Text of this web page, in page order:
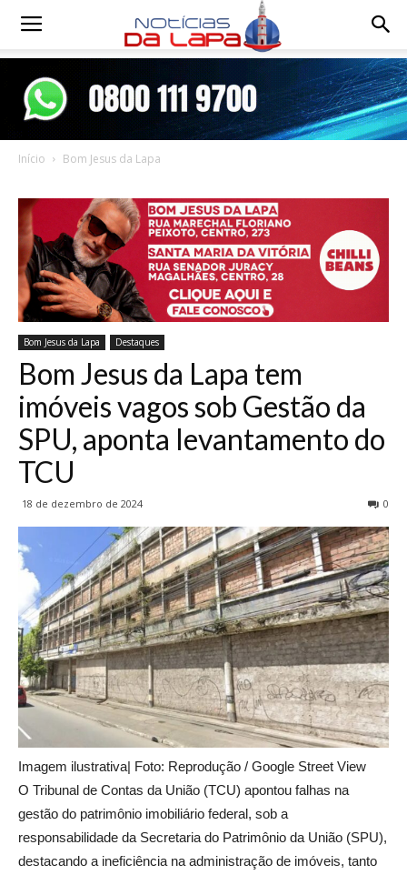
Notícias
Início Bom Jesus da Lapa
Bom Jesus da Lapa Destaques
Bom Jesus da Lapa tem
imóveis vagos sob Gestão da
SPU, aponta levantamento do
TCU
18 de dezembro de 2024 0
Imagem ilustrativa| Foto: Reprodução / Google Street View
O Tribunal de Contas da União (TCU) apontou falhas na
gestão do patrimônio imobiliário federal, sob a
responsabilidade da Secretaria do Patrimônio da União (SPU),
destacando a ineficiência na administração de imóveis, tanto